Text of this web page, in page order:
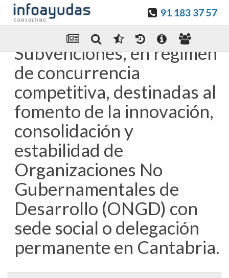
91 183 37 57
Enviar Por email
Subvenciones, en régimen
de concurrencia
competitiva, destinadas al
fomento de la innovación,
consolidación y
estabilidad de
Organizaciones No
Gubernamentales de
Desarrollo (ONGD) con
sede social o delegación
permanente en Cantabria.